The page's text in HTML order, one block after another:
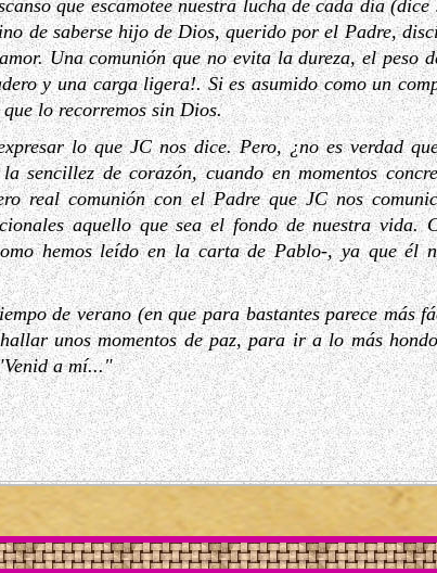
que escamotee nuestra lucha de cada día
de saberse hijo de Dios, querido por el Padre,
Una comunión que no evita la dureza, el peso
y una carga ligera!. Si es asumido como un
lo recorremos sin Dios.
lo que JC nos dice. Pero, ¿no es verdad
sencillez de corazón, cuando en momentos
real comunión con el Padre que JC nos
aquello que sea el fondo de nuestra vida.
hemos leído en la carta de Pablo-, ya que él
de verano (en que para bastantes parece más
unos momentos de paz, para ir a lo más
a mí..."